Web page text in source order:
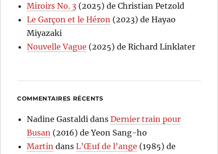
Miroirs No. 3 (2025) de Christian Petzold
Le Garçon et le Héron (2023) de Hayao
Miyazaki
Nouvelle Vague (2025) de Richard Linklater
COMMENTAIRES RÉCENTS
Nadine Gastaldi dansDernier train pour
Busan (2016) de Yeon Sang-ho
Martin dansL’Œuf de l’ange (1985) de